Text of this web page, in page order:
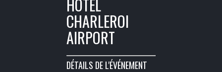
HOTEL
CHARLEROI
AIRPORT
DÉTAILS DE L'ÉVÉNEMENT